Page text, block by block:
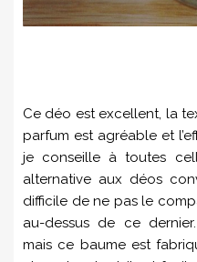
Ce déo est excellent, la
parfum est agréable et
je conseille à toutes
alternative aux déos
difficile de ne pas le
au-dessus de ce
mais ce baume est